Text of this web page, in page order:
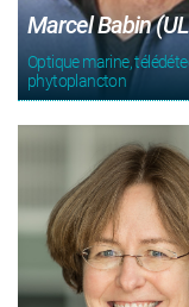
Marcel Babin
Optique marine,
phytoplancton